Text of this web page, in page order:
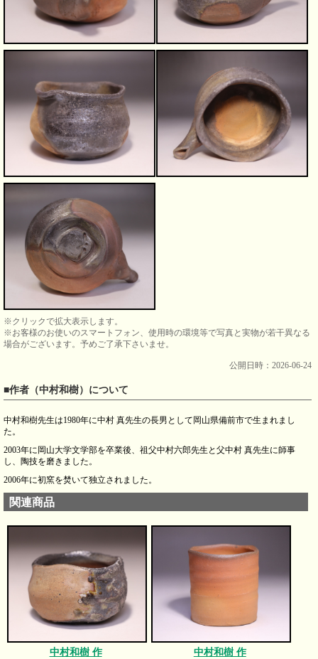
※クリックで拡大表示します。
※お客様のお使いのスマートフォン、使用時の環境等で写真と実物が若干異なる
場合がございます。予めご了承下さいませ。
公開日時：2026-06-24
■作者（中村和樹）について
中村和樹先生は1980年に中村 真先生の長男として岡山県備前市で生まれまし
た。
2003年に岡山大学文学部を卒業後、祖父中村六郎先生と父中村 真先生に師事
し、陶技を磨きました。
2006年に初窯を焚いて独立されました。
関連商品
中村和樹 作
中村和樹 作